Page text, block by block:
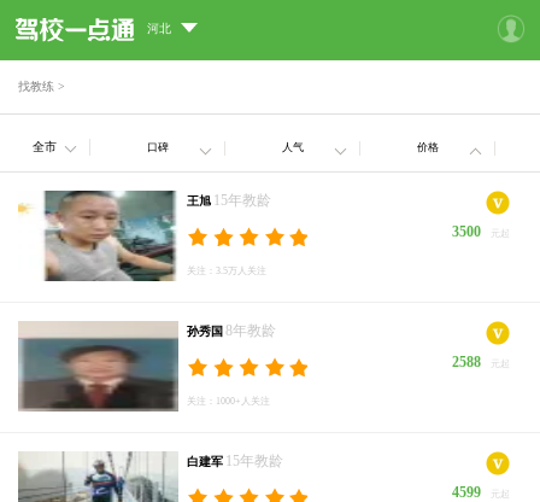
河北
找教练 >
全市 口碑 人气 价格
王旭 15年教龄
3500
元起
关注：3.5万人关注
孙秀国 8年教龄
2588
元起
关注：1000+人关注
白建军 15年教龄
4599
元起